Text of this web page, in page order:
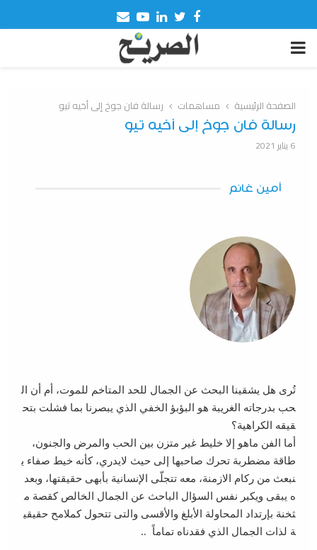
Facebook
Twitter
Linkedin
Youtube
Email
PRIMARY
الصفحة الرئيسية مساهمات رسالة فان جوخ إلى أخيه تيو
رسالة فان جوخ إلى أخيه تيو
6 يناير 2021
أمين غانم
تُرى هل يشقينا البحث عن الجمال للحد المتاخم للموت، أم أن ال
حب بدرجاته الغريبة هو البؤبؤ الخفي الذي يبصرنا بما فشلت بتح
قيقه الكراهية؟
أما الفن ماهو إلا خليط غير متزن بين الحب والمرض والجنون،
طاقة مضطربة تحرك صاحبها إلى حيث لايدري، كأنه خيط صفاء ي
نبعث من ركام الازمنة، معه تتجلّى الإنسانية بأبهى حقيقتها، وبعد
ه يبقى ويكبر نفس السؤال الباحث عن الجمال الخالص كقصة م
ثخنة بإرتداد المحاولة الأبلغ والأقسى والتى تتحول كملامح حقيقي
ة لذات الجمال الذي فقدناه تماماً ..